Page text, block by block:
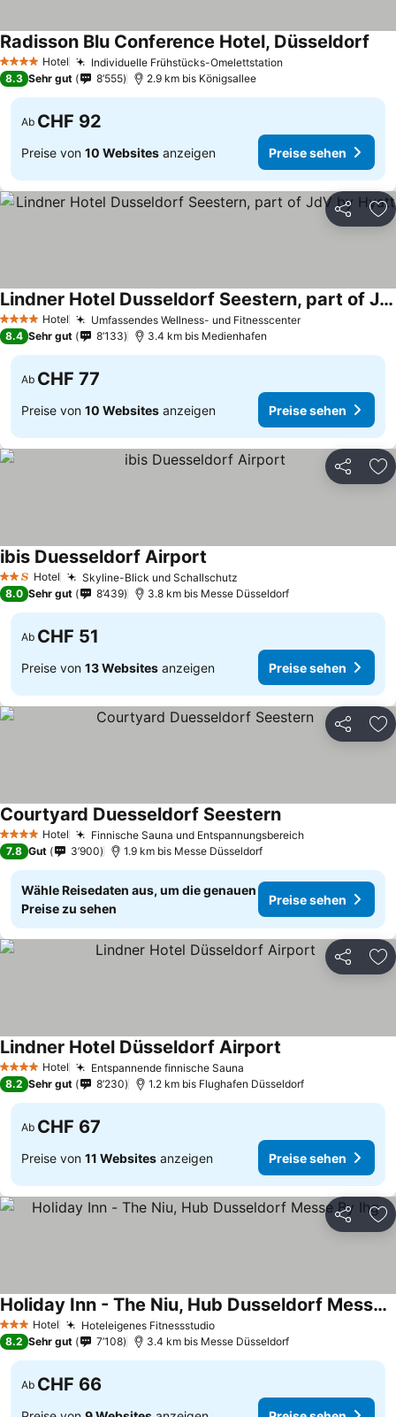
4 Sterne Hotel Individuelle Frühstücks-Omelettstation
Radisson Blu Conference Hotel, Düsseldorf
8.3 Sehr gut 8’555 2.9 km bis Königsallee
Ab CHF 92
Preise von 10 Websites anzeigen Preise sehen
Teilen
4 Sterne Hotel Umfassendes Wellness- und Fitnesscenter
Lindner Hotel Dusseldorf Seestern, part of JdV by Hyatt
8.4 Sehr gut 8’133 3.4 km bis Medienhafen
Ab CHF 77
Preise von 10 Websites anzeigen Preise sehen
Teilen
2 SterneHotel Skyline-Blick und Schallschutz
ibis Duesseldorf Airport
8.0 Sehr gut 8’439 3.8 km bis Messe Düsseldorf
Ab CHF 51
Preise von 13 Websites anzeigen Preise sehen
Teilen
4 Sterne Hotel Finnische Sauna und Entspannungsbereich
Courtyard Duesseldorf Seestern
7.8 Gut 3’900 1.9 km bis Messe Düsseldorf
Wähle Reisedaten aus, um die genauen
Preise zu sehen
Preise sehen
Teilen
4 Sterne Hotel Entspannende finnische Sauna
Lindner Hotel Düsseldorf Airport
8.2 Sehr gut 8’230 1.2 km bis Flughafen Düsseldorf
Ab CHF 67
Preise von 11 Websites anzeigen Preise sehen
Teilen
3 SterneHotel Hoteleigenes Fitnessstudio
Holiday Inn - The Niu, Hub Dusseldorf Messe By Ihg
8.2 Sehr gut 7’108 3.4 km bis Messe Düsseldorf
Ab CHF 66